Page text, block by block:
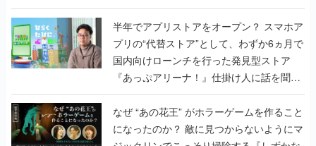
うこだわりをプロデューサーに聞いた
半年でアプリストアをオープン？ スマホア
プリの“代替ストア”として、わずか6ヵ月で
国内向けローンチを行った発見型ストア
『あっぷアリーナ！』仕掛け人に話を聞い
てみた
なぜ “あの花王” がホラーゲームを作ること
になったのか？ 敵に見つからないようにマ